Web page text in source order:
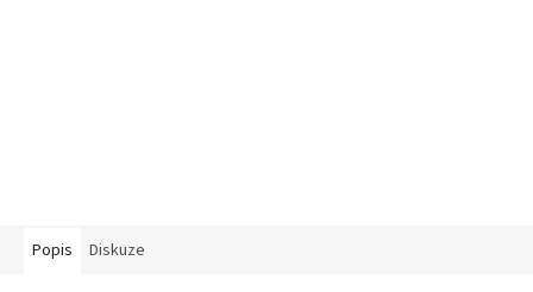
Popis Diskuze